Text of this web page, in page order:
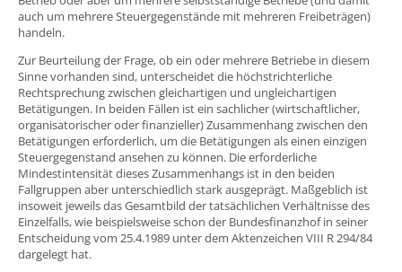
auch um mehrere Steuergegenstände mit mehreren Freibeträgen)
handeln.
Zur Beurteilung der Frage, ob ein oder mehrere Betriebe in diesem
Sinne vorhanden sind, unterscheidet die höchstrichterliche
Rechtsprechung zwischen gleichartigen und ungleichartigen
Betätigungen. In beiden Fällen ist ein sachlicher (wirtschaftlicher,
organisatorischer oder finanzieller) Zusammenhang zwischen den
Betätigungen erforderlich, um die Betätigungen als einen einzigen
Steuergegenstand ansehen zu können. Die erforderliche
Mindestintensität dieses Zusammenhangs ist in den beiden
Fallgruppen aber unterschiedlich stark ausgeprägt. Maßgeblich ist
insoweit jeweils das Gesamtbild der tatsächlichen Verhältnisse des
Einzelfalls, wie beispielsweise schon der Bundesfinanzhof in seiner
Entscheidung vom 25.4.1989 unter dem Aktenzeichen VIII R 294/84
dargelegt hat.